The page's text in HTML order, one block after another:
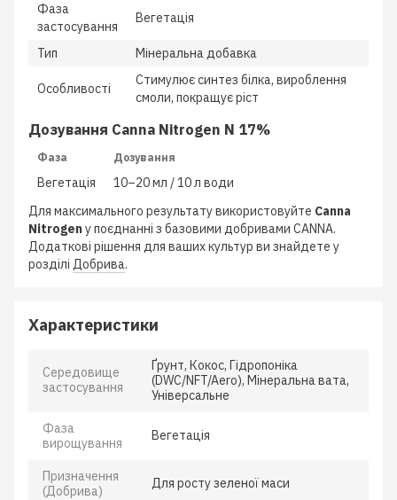
Фаза
застосування
Вегетація
Тип Мінеральна добавка
Особливості
Стимулює синтез білка, вироблення
смоли, покращує ріст
Дозування Canna Nitrogen N 17%
Фаза Дозування
Вегетація
10–20 мл / 10 л води
Для максимального результату використовуйте Canna
Nitrogenу поєднанні з базовими добривами CANNA.
Додаткові рішення для ваших культур ви знайдете у
розділі Добрива.
Характеристики
Середовище
застосування
Ґрунт, Кокос, Гідропоніка
(DWC/NFT/Aero), Мінеральна вата,
Універсальне
Фаза
вирощування
Вегетація
Призначення
(Добрива)
Для росту зеленої маси